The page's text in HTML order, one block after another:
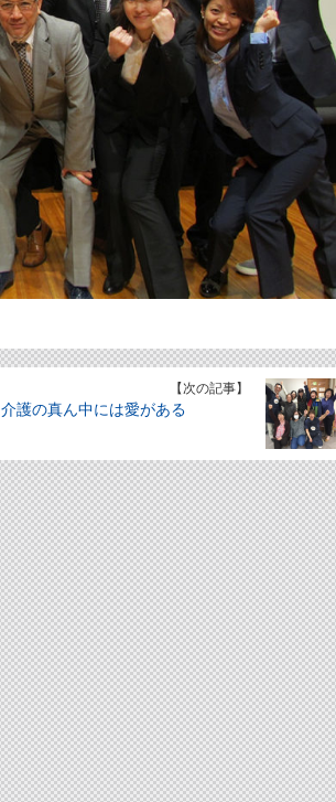
【次の記事】
介護の真ん中には愛がある